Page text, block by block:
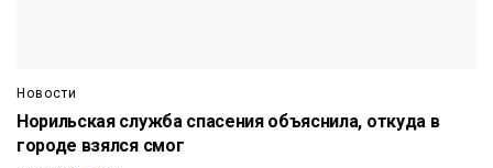
Новости
Норильская служба спасения объяснила, откуда в
городе взялся смог